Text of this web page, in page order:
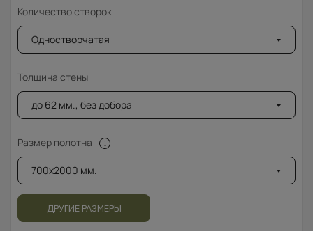
Количество створок
Одностворчатая
Толщина стены
до 62 мм., без добора
Размер полотна
700x2000 мм.
ДРУГИЕ РАЗМЕРЫ